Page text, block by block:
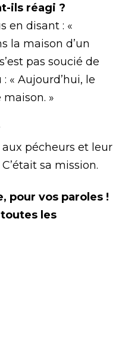
ils réagi ?
en disant : «
la maison d’un
pas soucié de
« Aujourd’hui, le
»
pécheurs et leur
sa mission.
pour vos paroles !
les